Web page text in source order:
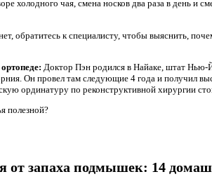
холодного чая, смена носков два раза в день и
​​обратитесь к специалисту, чтобы выяснить,
Доктор Пэн родился в Найаке, штат Нью-
Он провел там следующие 4 года и получил
ординатуру по реконструктивной хирургии
полезной?
от запаха подмышек: 14